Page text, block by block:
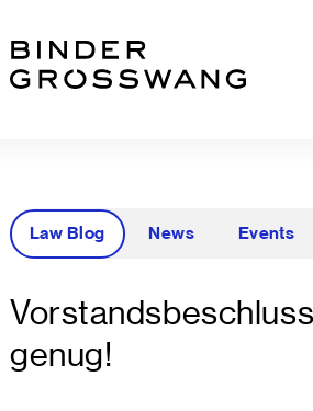
Law Blog News Events
genug!